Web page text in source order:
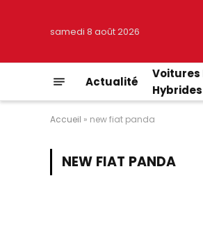
samedi 8 août 2026
Actualité
Voitures
Hybrides
Accueil » new fiat panda
NEW FIAT PANDA